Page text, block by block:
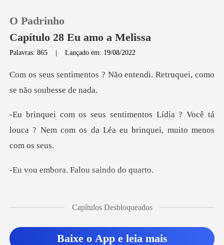
0
Histórico
O Padrinho
Capítulo 28 Eu amo a Melissa
Palavras: 865 |Lançado em: 19/08/2022
Não entendi. Retruquei, co
ídia ? Você tá
louca ? Nem com os da L
a. Falou sain
do Pitty que esta
Capítulos Desbloqueados
Baixe o App e leia mais